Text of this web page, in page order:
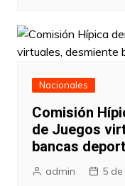
Nacionales
Comisión
de Juegos
bancas
admin 5